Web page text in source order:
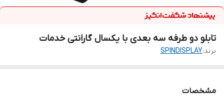
تابلو دو طرفه سه بعدی با یکسال گارانتی خدمات
برند:SPINDISPLAY
مشخصات